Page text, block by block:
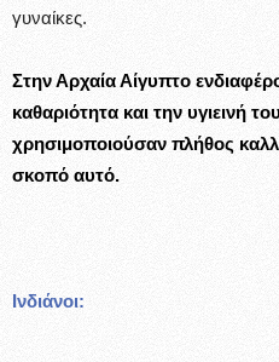
γυναίκες.
Στην Αρχαία Αίγυπτο
καθαριότητα και την υγιεινή
χρησιμοποιούσαν πλήθος
σκοπό αυτό.
Ινδιάνοι: